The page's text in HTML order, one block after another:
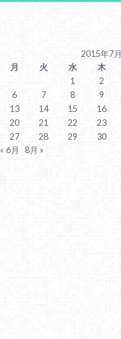
2015年7月
月
火 水 木
1
2
6
7 8 9
13
14 15 16
20
21 22 23
27
28 29 30
« 6月
8月 »